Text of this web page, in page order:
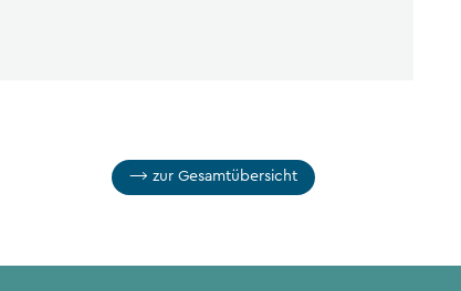
zur Gesamtübersicht